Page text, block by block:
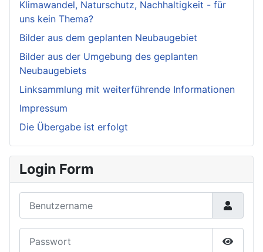
Klimawandel, Naturschutz, Nachhaltigkeit - für
uns kein Thema?
Bilder aus dem geplanten Neubaugebiet
Bilder aus der Umgebung des geplanten
Neubaugebiets
Linksammlung mit weiterführende Informationen
Impressum
Die Übergabe ist erfolgt
Login Form